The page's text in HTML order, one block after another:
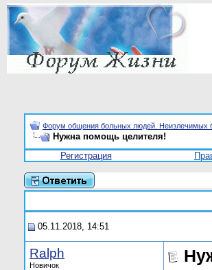
Форум общения больных людей. Неизлечимых
Нужна помощь целителя!
Регистрация
05.11.2018, 14:51
Ralph
Новичок